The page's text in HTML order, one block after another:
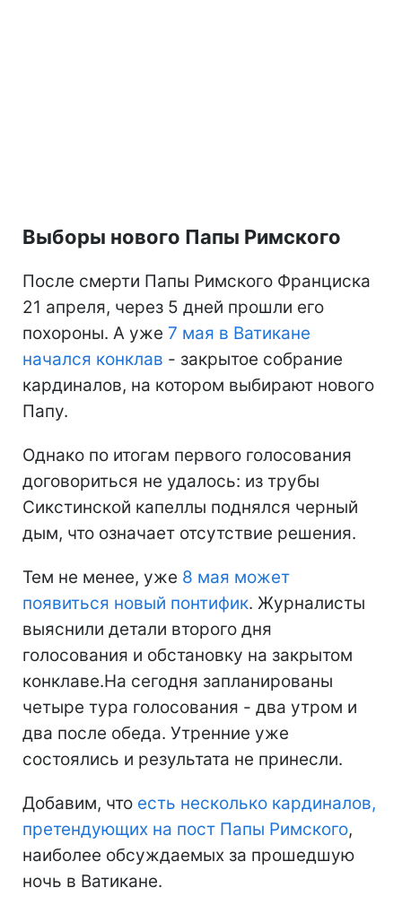
Выборы нового Папы Римского
После смерти Папы Римского Франциска
21 апреля, через 5 дней прошли его
похороны. А уже 7 мая в Ватикане
начался конклав - закрытое собрание
кардиналов, на котором выбирают нового
Папу.
Однако по итогам первого голосования
договориться не удалось: из трубы
Сикстинской капеллы поднялся черный
дым, что означает отсутствие решения.
Тем не менее, уже 8 мая может
появиться новый понтифик. Журналисты
выяснили детали второго дня
голосования и обстановку на закрытом
конклаве.На сегодня запланированы
четыре тура голосования - два утром и
два после обеда. Утренние уже
состоялись и результата не принесли.
Добавим, что есть несколько кардиналов,
претендующих на пост Папы Римского,
наиболее обсуждаемых за прошедшую
ночь в Ватикане.